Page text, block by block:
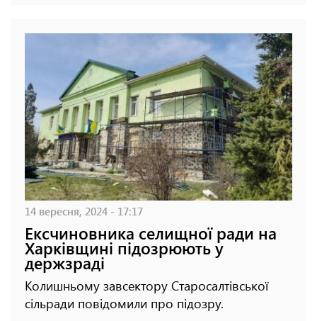
14 вересня, 2024 - 17:17
Ексчиновника селищної ради на
Харківщині підозрюють у
держзраді
Колишньому завсектору Старосалтівської
сільради повідомили про підозру.